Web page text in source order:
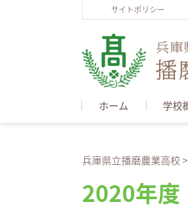
サイトポリシー
ホーム 学校
兵庫県立播磨農業高校>
2020年